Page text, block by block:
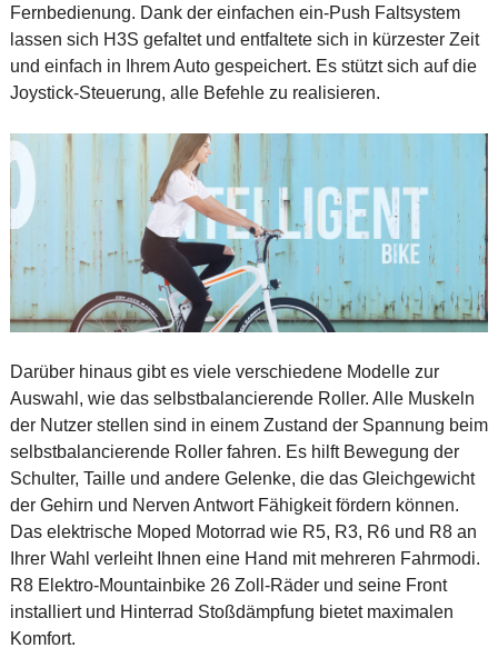
Fernbedienung. Dank der einfachen ein-Push Faltsystem
lassen sich H3S gefaltet und entfaltete sich in kürzester Zeit
und einfach in Ihrem Auto gespeichert. Es stützt sich auf die
Joystick-Steuerung, alle Befehle zu realisieren.
Darüber hinaus gibt es viele verschiedene Modelle zur
Auswahl, wie das selbstbalancierende Roller. Alle Muskeln
der Nutzer stellen sind in einem Zustand der Spannung beim
selbstbalancierende Roller fahren. Es hilft Bewegung der
Schulter, Taille und andere Gelenke, die das Gleichgewicht
der Gehirn und Nerven Antwort Fähigkeit fördern können.
Das elektrische Moped Motorrad wie R5, R3, R6 und R8 an
Ihrer Wahl verleiht Ihnen eine Hand mit mehreren Fahrmodi.
R8 Elektro-Mountainbike 26 Zoll-Räder und seine Front
installiert und Hinterrad Stoßdämpfung bietet maximalen
Komfort.